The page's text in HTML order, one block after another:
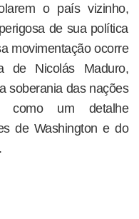
o país vizinho,
de sua política
movimentação ocorre
de Nicolás Maduro,
soberania das nações
como um detalhe
de Washington e do